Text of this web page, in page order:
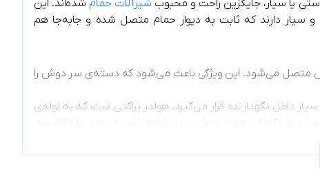
یا سیار، جایگزین راحت و محبوب شیرآلات حمام شده‌اند. این
دارند که ثابت به دیوار حمام متصل شده و جابه‌جا هم
متصل می‌شود. این ویژگی باعث می‌شود که دسته‌ی سر دوش را
داخل نگهدارنده قرار می‌گیرد. هولدر براکتی است که به لوله‌ی